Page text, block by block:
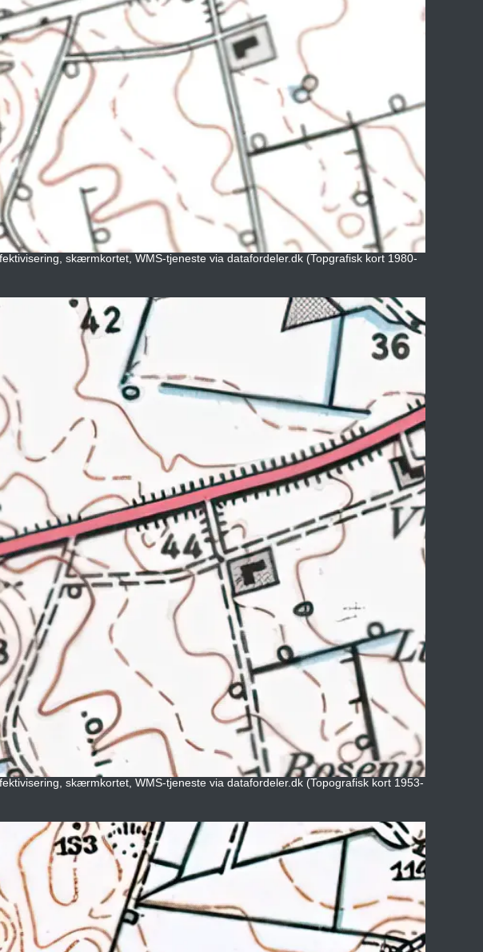
skærmkortet, WMS-tjeneste via datafordeler.dk (Topgrafisk kort 1980-
skærmkortet, WMS-tjeneste via datafordeler.dk (Topografisk kort 1953-